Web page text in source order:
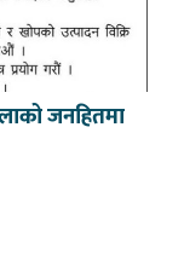
जनहितमा